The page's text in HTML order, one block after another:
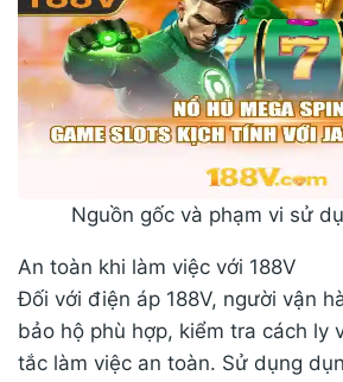
Nguồn gốc và phạm vi sử
An toàn khi làm việc với 188V
Đối với điện áp 188V, người vận
bảo hộ phù hợp, kiểm tra cách ly
tắc làm việc an toàn. Sử dụng